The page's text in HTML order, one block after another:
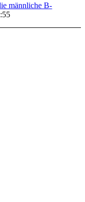
männliche B-